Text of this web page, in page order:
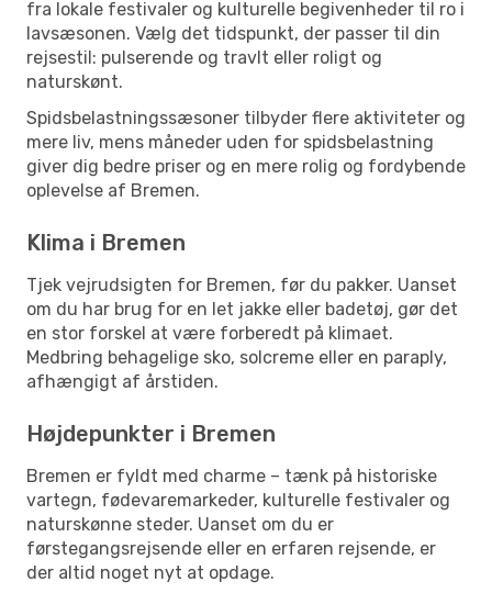
fra lokale festivaler og kulturelle begivenheder til ro i
lavsæsonen. Vælg det tidspunkt, der passer til din
rejsestil: pulserende og travlt eller roligt og
naturskønt.
Spidsbelastningssæsoner tilbyder flere aktiviteter og
mere liv, mens måneder uden for spidsbelastning
giver dig bedre priser og en mere rolig og fordybende
oplevelse af Bremen.
Klima i Bremen
Tjek vejrudsigten for Bremen, før du pakker. Uanset
om du har brug for en let jakke eller badetøj, gør det
en stor forskel at være forberedt på klimaet.
Medbring behagelige sko, solcreme eller en paraply,
afhængigt af årstiden.
Højdepunkter i Bremen
Bremen er fyldt med charme – tænk på historiske
vartegn, fødevaremarkeder, kulturelle festivaler og
naturskønne steder. Uanset om du er
førstegangsrejsende eller en erfaren rejsende, er
der altid noget nyt at opdage.